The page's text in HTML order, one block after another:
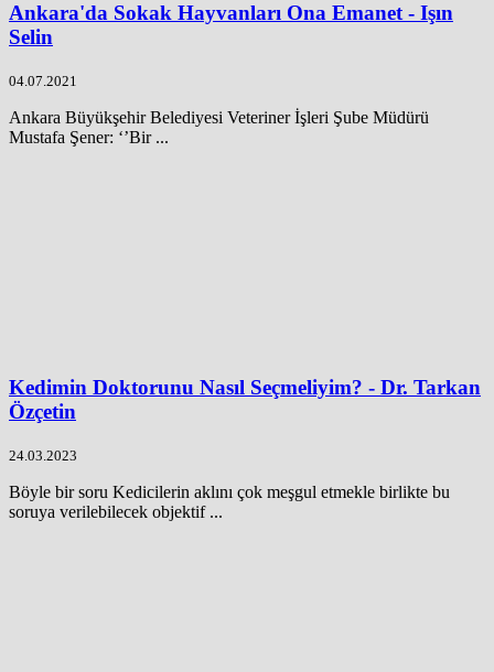
Ankara'da Sokak Hayvanları Ona Emanet - Işın
Selin
04.07.2021
Ankara Büyükşehir Belediyesi Veteriner İşleri Şube Müdürü
Mustafa Şener: ‘’Bir ...
Kedimin Doktorunu Nasıl Seçmeliyim? - Dr. Tarkan
Özçetin
24.03.2023
Böyle bir soru Kedicilerin aklını çok meşgul etmekle birlikte bu
soruya verilebilecek objektif ...